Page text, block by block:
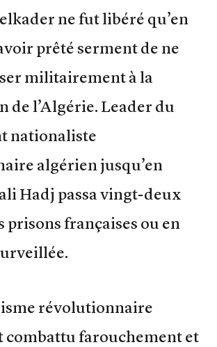
ne fut libéré qu’en
prêté serment de ne
militairement à la
de l’Algérie. Leader du
nationaliste
algérien jusqu’en
Hadj passa vingt-deux
prisons françaises ou en
révolutionnaire
combattu farouchement et